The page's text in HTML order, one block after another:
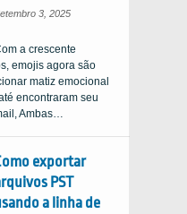
3, 2025
a crescente
emojis agora são
matiz emocional
encontraram seu
Ambas…
exportar
PST
a linha de